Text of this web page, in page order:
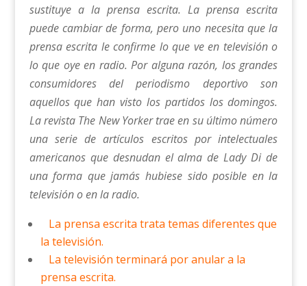
sustituye a la prensa escrita. La prensa escrita
puede cambiar de forma, pero uno necesita que la
prensa escrita le confirme lo que ve en televisión o
lo que oye en radio. Por alguna razón, los grandes
consumidores del periodismo deportivo son
aquellos que han visto los partidos los domingos.
La revista The New Yorker trae en su último número
una serie de artículos escritos por intelectuales
americanos que desnudan el alma de Lady Di de
una forma que jamás hubiese sido posible en la
televisión o en la radio.
La prensa escrita trata temas diferentes que
la televisión.
La televisión terminará por anular a la
prensa escrita.